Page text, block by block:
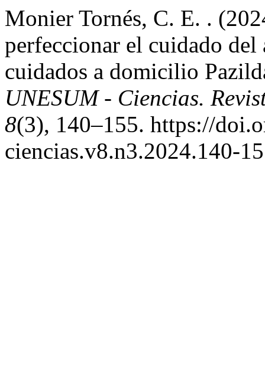
Monier Tornés, C. E. .
perfeccionar el cuidado
cuidados a domicilio
UNESUM - Ciencias.
8(3), 140–155. https://
ciencias.v8.n3.2024.140-